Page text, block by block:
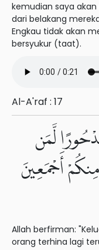
kemudian saya
dari belakang
Engkau tidak akan
bersyukur (taat).
Al-A'raf : 17
لَّمَن
أَجْمَعِينَ
Allah berfirman:
orang terhina lagi